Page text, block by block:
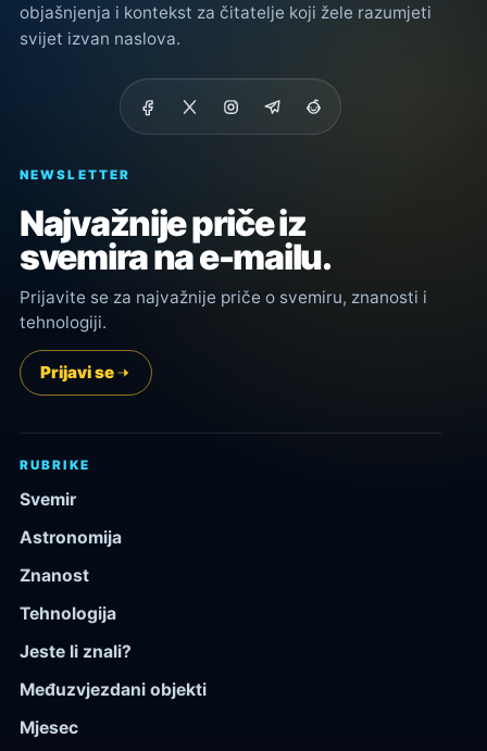
objašnjenja i kontekst za čitatelje koji žele razumjeti
svijet izvan naslova.
NEWSLETTER
Najvažnije priče iz
svemira na e-mailu.
Prijavite se za najvažnije priče o svemiru, znanosti i
tehnologiji.
Prijavi se
RUBRIKE
Svemir
Astronomija
Znanost
Tehnologija
Jeste li znali?
Međuzvjezdani objekti
Mjesec